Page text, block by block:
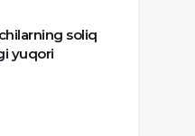
soliq
yuqori